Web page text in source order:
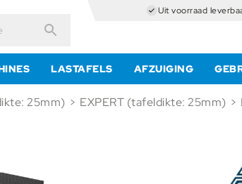
Uit voorraad
LASTAFELS AFZUIGING
25mm) > EXPERT (tafeldikte: 25mm) >